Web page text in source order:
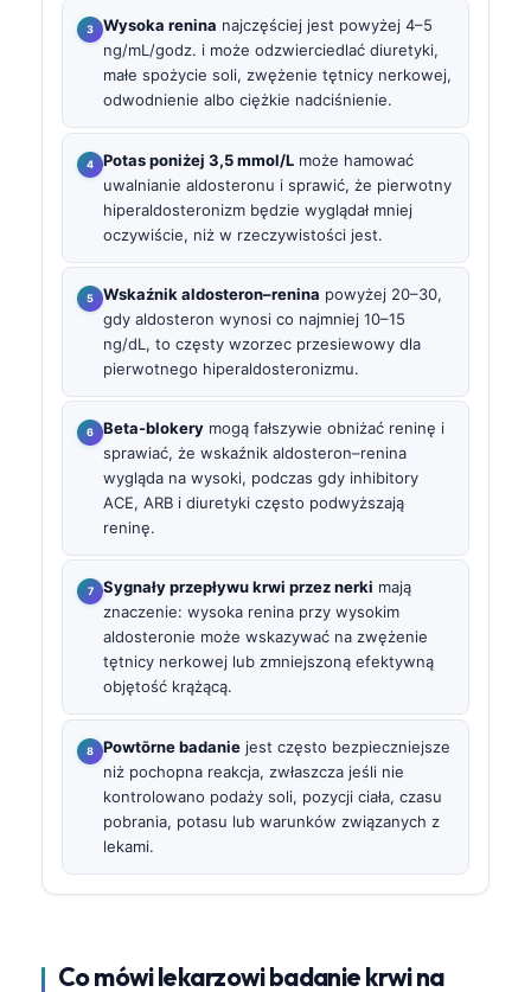
Wysoka renina najczęściej jest powyżej 4–5
ng/mL/godz. i może odzwierciedlać diuretyki,
małe spożycie soli, zwężenie tętnicy nerkowej,
odwodnienie albo ciężkie nadciśnienie.
Potas poniżej 3,5 mmol/L może hamować
uwalnianie aldosteronu i sprawić, że pierwotny
hiperaldosteronizm będzie wyglądał mniej
oczywiście, niż w rzeczywistości jest.
Wskaźnik aldosteron–renina powyżej 20–30,
gdy aldosteron wynosi co najmniej 10–15
ng/dL, to częsty wzorzec przesiewowy dla
pierwotnego hiperaldosteronizmu.
Beta-blokery mogą fałszywie obniżać reninę i
sprawiać, że wskaźnik aldosteron–renina
wygląda na wysoki, podczas gdy inhibitory
ACE, ARB i diuretyki często podwyższają
reninę.
Sygnały przepływu krwi przez nerki mają
znaczenie: wysoka renina przy wysokim
aldosteronie może wskazywać na zwężenie
tętnicy nerkowej lub zmniejszoną efektywną
objętość krążącą.
Powtōrne badanie jest często bezpieczniejsze
niż pochopna reakcja, zwłaszcza jeśli nie
kontrolowano podaży soli, pozycji ciała, czasu
pobrania, potasu lub warunków związanych z
lekami.
Co mówi lekarzowi badanie krwi na